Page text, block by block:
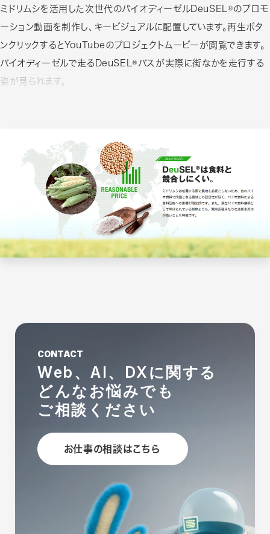
ミドリムシを活用した次世代のバイオディーゼルDeuSEL®のプロモ
ーション動画を制作し、キービジュアルに配置しています。再生ボタ
ンクリックするとYouTubeのプロジェクトムービーが閲覧できます。
バイオディーゼルで走るDeuSEL®バスが実際に街なかを走行する
姿が見られます。
CONTACT
Web、AI、DXに関する
どんなお悩みでも
ご相談ください
お仕事の相談はこちら